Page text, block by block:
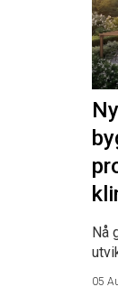
Nå
05